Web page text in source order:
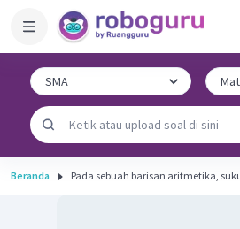
Beranda Pada sebuah barisan aritmetika,